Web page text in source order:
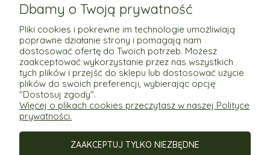
Pomoc
Moje konto
Płatności i dostawa
Informacje
Dbamy o Twoją prywatność
Pliki cookies i pokrewne im technologie umożliwiają
poprawne działanie strony i pomagają nam
dostosować ofertę do Twoich potrzeb. Możesz
zaakceptować wykorzystanie przez nas wszystkich
tych plików i przejść do sklepu lub dostosować użycie
plików do swoich preferencji, wybierając opcję
"Dostosuj zgody".
Więcej o plikach cookies przeczytasz w naszej Polityce
prywatności.
ZAAKCEPTUJ TYLKO NIEZBĘDNE